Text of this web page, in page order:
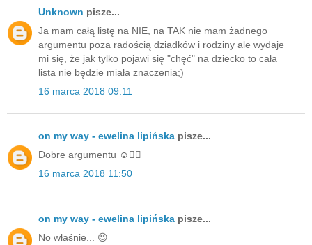
Unknown pisze...
Ja mam całą listę na NIE, na TAK nie mam żadnego
argumentu poza radością dziadków i rodziny ale wydaje
mi się, że jak tylko pojawi się "chęć" na dziecko to cała
lista nie będzie miała znaczenia;)
16 marca 2018 09:11
on my way - ewelina lipińska pisze...
Dobre argumentu ☺️👌🏻
16 marca 2018 11:50
on my way - ewelina lipińska pisze...
No właśnie... 😉